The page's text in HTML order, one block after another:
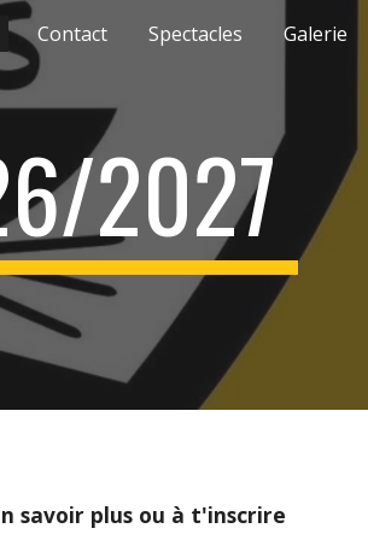
Contact Spectacles Galerie
2027
savoir plus ou à t'inscrire